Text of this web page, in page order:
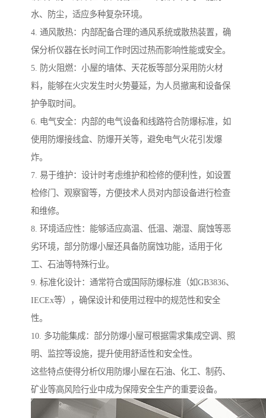
水、防尘，适应多种复杂环境。
4. 通风散热：内部配备合理的通风系统或散热装置，确
保分析仪器在长时间工作时因过热而影响性能或安全。
5. 防火阻燃：小屋的墙体、天花板等部分采用防火材
料，能够在火灾发生时火势蔓延，为人员撤离和设备保
护争取时间。
6. 电气安全：内部的电气设备和线路符合防爆标准，如
使用防爆接线盒、防爆开关等，避免电气火花引发爆
炸。
7. 易于维护：设计时考虑维护和检修的便利性，如设置
检修门、观察窗等，方便技术人员对内部设备进行检查
和维修。
8. 环境适应性：能够适应高温、低温、潮湿、腐蚀等恶
劣环境，部分防爆小屋还具备防腐蚀功能，适用于化
工、石油等特殊行业。
9. 标准化设计：通常符合或国际防爆标准（如GB3836、
IECEx等），确保设计和使用过程中的规范性和安全
性。
10. 多功能集成：部分防爆小屋可根据需求集成空调、照
明、监控等设施，提升使用舒适性和安全性。
这些特点使得分析仪用防爆小屋在石油、化工、制药、
矿业等高风险行业中成为保障安全生产的重要设备。